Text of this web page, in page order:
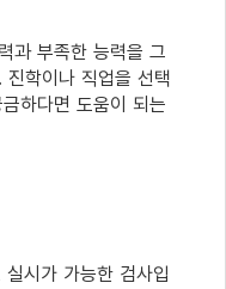
과 부족한 능력을 그
. 진학이나 직업을 선택
하다면 도움이 되는
시가 가능한 검사입